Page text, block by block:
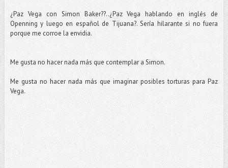
¿Paz Vega con Simon Baker??..¿Paz Vega hablando en inglés de
Openning y luego en español de Tijuana?. Sería hilarante si no fuera
porque me corroe la envidia.
Me gusta no hacer nada más que contemplar a Simon.
Me gusta no hacer nada más que imaginar posibles torturas para Paz
Vega.